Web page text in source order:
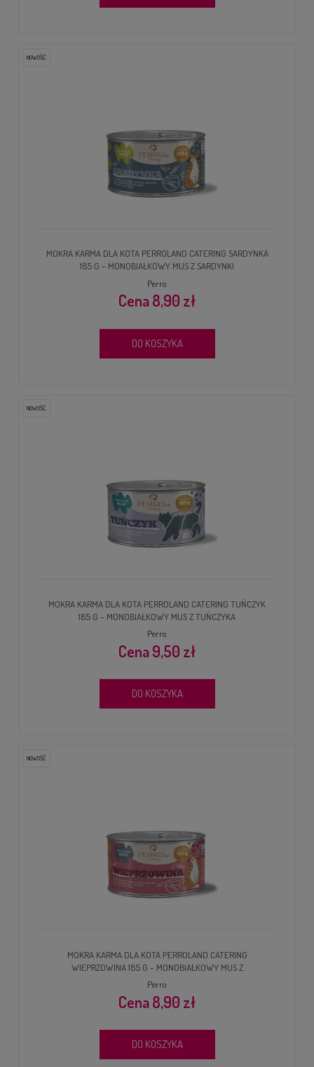
MOKRA KARMA DLA KOTA PERROLAND CATERING SARDYNKA
185 G – MONOBIAŁKOWY MUS Z SARDYNKI
Perro
8,90 zł
DO KOSZYKA
NOWOŚĆ
MOKRA KARMA DLA KOTA PERROLAND CATERING TUŃCZYK
185 G – MONOBIAŁKOWY MUS Z TUŃCZYKA
Perro
9,50 zł
DO KOSZYKA
NOWOŚĆ
MOKRA KARMA DLA KOTA PERROLAND CATERING
WIEPRZOWINA 185 G – MONOBIAŁKOWY MUS Z
WIEPRZOWINY
Perro
8,90 zł
DO KOSZYKA
NOWOŚĆ